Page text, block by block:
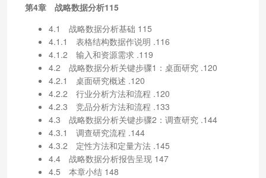
第4章 战略数据分析115
4.1 战略数据分析基础 115
4.1.1 表格结构数据作说明 .116
4.1.2 输入和资源需求 .119
4.2 战略数据分析关键步骤1：桌面研究 .120
4.2.1 桌面研究概述 .120
4.2.2 行业分析方法和流程 .120
4.2.3 竞品分析方法和流程 .133
4.3 战略数据分析关键步骤2：调查研究 .144
4.3.1 调查研究流程 .144
4.3.2 定性方法和定量方法 .145
4.4 战略数据分析报告呈现 147
4.5 本章小结 148